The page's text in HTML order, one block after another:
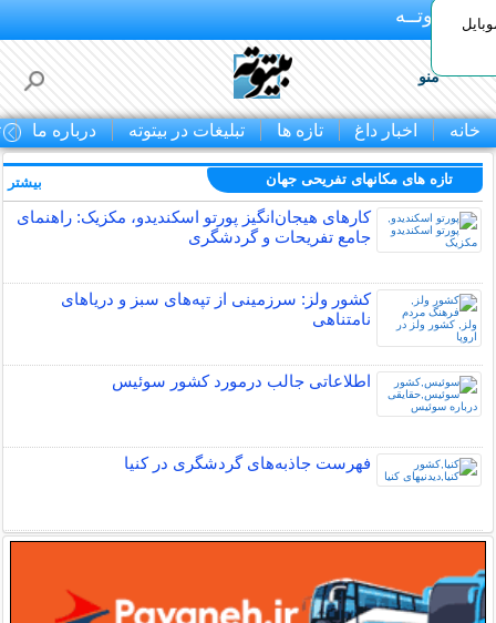
بـیتوتــه
منو
خانه اخبار داغ تازه ها تبلیغات در بیتوته درباره ما
تازه های مکانهای تفریحی جهان
کارهای هیجان‌انگیز پورتو اسکندیدو، مکزیک: راهنمای
جامع تفریحات و گردشگری
کشور ولز: سرزمینی از تپه‌های سبز و دریاهای
نامتناهی
اطلاعاتی جالب درمورد کشور سوئیس
فهرست جاذبه‌های گردشگری در کنیا
بیشتر